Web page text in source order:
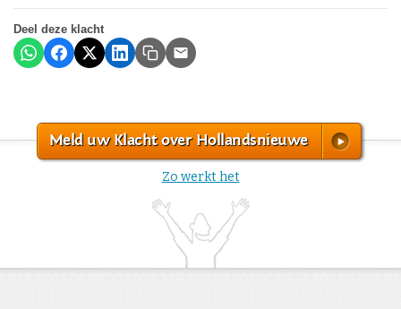
Deel deze klacht
Meld uw Klacht over Hollandsnieuwe
Zo werkt het